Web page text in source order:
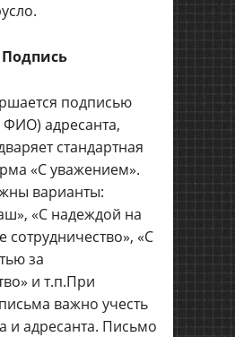
Подпись
подписью
ФИО) адресанта,
стандартная
«С уважением».
варианты:
«С надеждой на
сотрудничество», «С
за
и т.п.При
важно учесть
и адресанта. Письмо